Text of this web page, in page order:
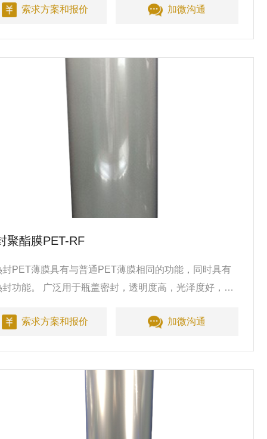
索求方案和报价
加微沟通
聚酯膜PET-RF
封PET薄膜具有与普通PET薄膜相同的功能，同时具有
封功能。 广泛用于瓶盖密封，透明度高，光泽度好，良
索求方案和报价
加微沟通